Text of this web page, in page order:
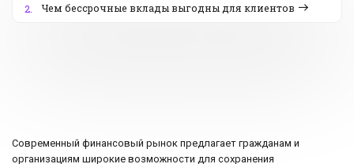
2.
Чем бессрочные вклады выгодны для клиентов
Современный финансовый рынок предлагает гражданам и
организациям широкие возможности для сохранения